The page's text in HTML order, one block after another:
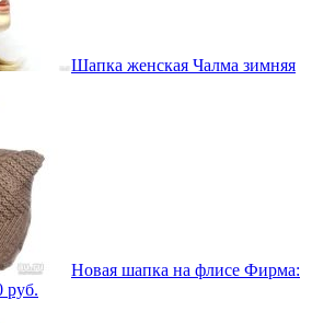
Шапка женская Чалма зимняя
Новая шапка на флисе Фирма:
руб.